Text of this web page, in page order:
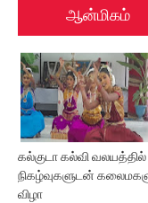
ஆன்மிகம்
கல்குடா கல்வி
நிகழ்வுகளுடன்
விழா